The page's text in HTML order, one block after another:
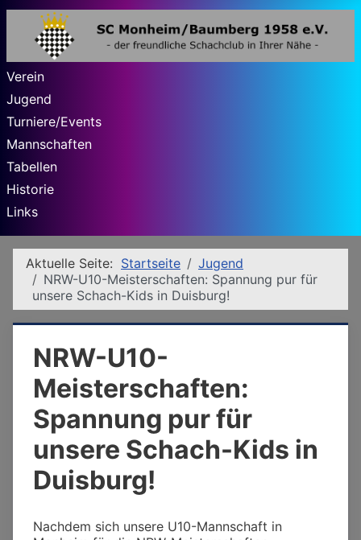
Verein
Jugend
Turniere/Events
Mannschaften
Tabellen
Historie
Links
Aktuelle Seite: Startseite
Jugend
NRW-U10-Meisterschaften: Spannung pur für
unsere Schach-Kids in Duisburg!
NRW-U10-
Meisterschaften:
Spannung pur für
unsere Schach-Kids in
Duisburg!
Nachdem sich unsere U10-Mannschaft in